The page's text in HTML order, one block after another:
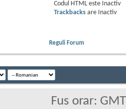
Codul HTML este
Inactiv
Trackbacksare
Inactiv
Reguli Forum
Fus orar: